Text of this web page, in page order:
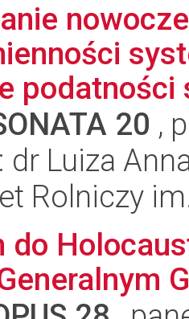
podatności
20 ,
dr Luiza
Rolniczy
do